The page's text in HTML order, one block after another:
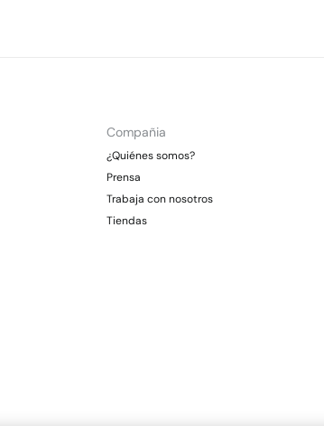
Compañia
¿Quiénes somos?
Prensa
Trabaja con nosotros
Tiendas